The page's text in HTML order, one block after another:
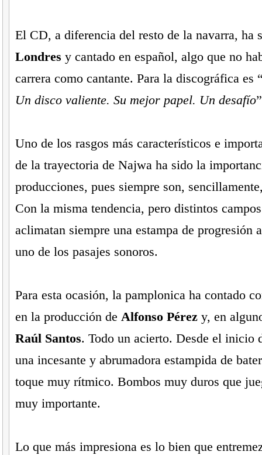
El CD, a diferencia del resto de la navarra, ha
Londres y cantado en español, algo que no
carrera como cantante. Para la discográfica es
Un disco valiente. Su mejor papel. Un desafío
Uno de los rasgos más característicos e
de la trayectoria de Najwa ha sido la
producciones, pues siempre son,
Con la misma tendencia, pero distintos
aclimatan siempre una estampa de progresión
uno de los pasajes sonoros.
Para esta ocasión, la pamplonica ha contado
en la producción de Alfonso Pérezy, en
Raúl Santos. Todo un acierto. Desde el inicio
una incesante y abrumadora estampida de
toque muy rítmico. Bombos muy duros que
muy importante.
Lo que más impresiona es lo bien que